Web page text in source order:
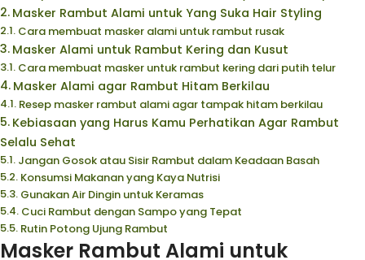
Masker Rambut Alami untuk Yang Suka Hair Styling
Cara membuat masker alami untuk rambut rusak
Masker Alami untuk Rambut Kering dan Kusut
Cara membuat masker untuk rambut kering dari putih telur
Masker Alami agar Rambut Hitam Berkilau
Resep masker rambut alami agar tampak hitam berkilau
Kebiasaan yang Harus Kamu Perhatikan Agar Rambut
Selalu Sehat
Jangan Gosok atau Sisir Rambut dalam Keadaan Basah
Konsumsi Makanan yang Kaya Nutrisi
Gunakan Air Dingin untuk Keramas
Cuci Rambut dengan Sampo yang Tepat
Rutin Potong Ujung Rambut
Masker Rambut Alami untuk